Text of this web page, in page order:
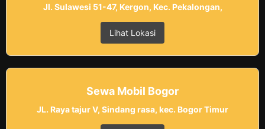
Jl. Sulawesi 51-47, Kergon, Kec. Pekalongan,
Lihat Lokasi
Sewa Mobil Bogor
JL. Raya tajur V, Sindang rasa, kec. Bogor Timur